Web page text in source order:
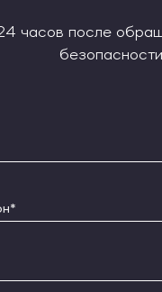
часов после
безопасности